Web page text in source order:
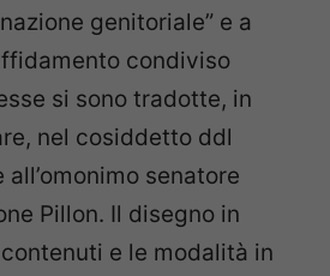
genitoriale” e a
condiviso
si sono tradotte, in
nel cosiddetto ddl
senatore
Pillon. Il disegno in
e le modalità in